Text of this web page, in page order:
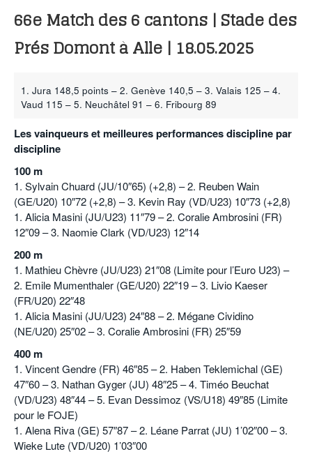
66e Match des 6 cantons | Stade des
Prés Domont à Alle | 18.05.2025
1. Jura 148,5 points – 2. Genève 140,5 – 3. Valais 125 – 4.
Vaud 115 – 5. Neuchâtel 91 – 6. Fribourg 89
Les vainqueurs et meilleures performances discipline par
discipline
100 m
1. Sylvain Chuard (JU/10″65) (+2,8) – 2. Reuben Wain
(GE/U20) 10″72 (+2,8) – 3. Kevin Ray (VD/U23) 10″73 (+2,8)
1. Alicia Masini (JU/U23) 11″79 – 2. Coralie Ambrosini (FR)
12″09 – 3. Naomie Clark (VD/U23) 12″14
200 m
1. Mathieu Chèvre (JU/U23) 21″08 (Limite pour l’Euro U23) –
2. Emile Mumenthaler (GE/U20) 22″19 – 3. Livio Kaeser
(FR/U20) 22″48
1. Alicia Masini (JU/U23) 24″88 – 2. Mégane Cividino
(NE/U20) 25″02 – 3. Coralie Ambrosini (FR) 25″59
400 m
1. Vincent Gendre (FR) 46″85 – 2. Haben Teklemichal (GE)
47″60 – 3. Nathan Gyger (JU) 48″25 – 4. Timéo Beuchat
(VD/U23) 48″44 – 5. Evan Dessimoz (VS/U18) 49″85 (Limite
pour le FOJE)
1. Alena Riva (GE) 57″87 – 2. Léane Parrat (JU) 1’02″00 – 3.
Wieke Lute (VD/U20) 1’03″00